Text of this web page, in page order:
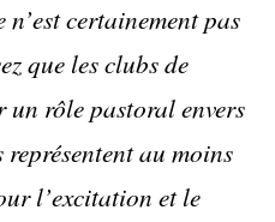
certainement pas
que les clubs de
rôle pastoral envers
représentent au moins
l’excitation et le